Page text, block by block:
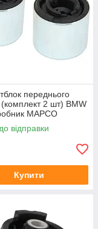
переднього
2 шт) BMW
MAPCO
відправки
Купити